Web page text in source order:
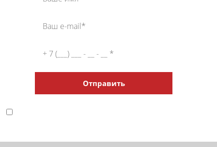
Отправить